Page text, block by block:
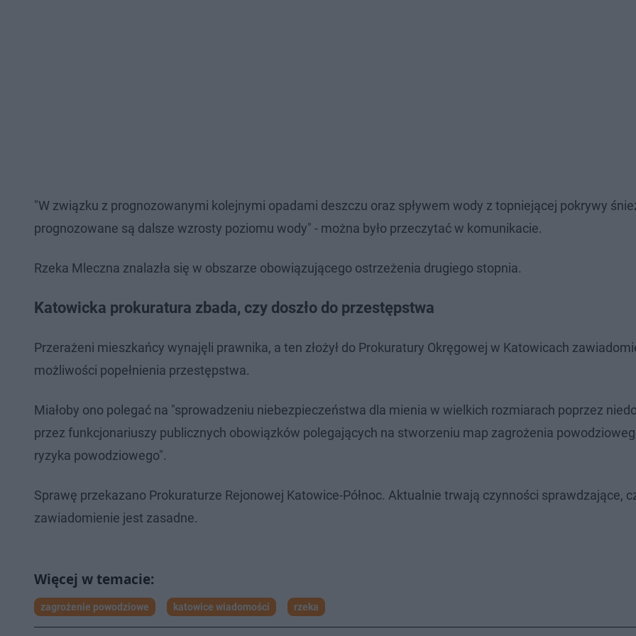
"W związku z prognozowanymi kolejnymi opadami deszczu oraz spływem wody z topniejącej pokrywy
prognozowane są dalsze wzrosty poziomu wody" - można było przeczytać w komunikacie.
Rzeka Mleczna znalazła się w obszarze obowiązującego ostrzeżenia drugiego stopnia.
Katowicka prokuratura zbada, czy doszło do przestępstwa
Przerażeni mieszkańcy wynajęli prawnika, a ten złożył do Prokuratury Okręgowej w Katowicach
możliwości popełnienia przestępstwa.
Miałoby ono polegać na "sprowadzeniu niebezpieczeństwa dla mienia w wielkich rozmiarach poprzez
przez funkcjonariuszy publicznych obowiązków polegających na stworzeniu map zagrożenia
ryzyka powodziowego".
Sprawę przekazano Prokuraturze Rejonowej Katowice-Północ. Aktualnie trwają czynności sprawdzające,
zawiadomienie jest zasadne.
zagrożenie powodziowe katowice wiadomości rzeka